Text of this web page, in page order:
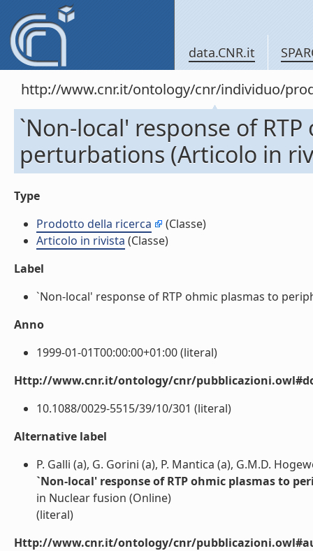
data.CNR.it
http://www.cnr.it/ontology/cnr/individuo/
`Non-local' response of
perturbations (Articolo in
Type
Prodotto della ricerca
(Classe)
Articolo in rivista (Classe)
Label
`Non-local' response of RTP ohmic plasmas to
Anno
1999-01-01T00:00:00+01:00 (literal)
Http://www.cnr.it/ontology/cnr/
10.1088/0029-5515/39/10/301 (literal)
Alternative label
P. Galli (a), G. Gorini (a), P. Mantica (a), G.M.D.
`Non-local' response of RTP ohmic plasmas to
in Nuclear fusion (Online)
(literal)
Http://www.cnr.it/ontology/cnr/